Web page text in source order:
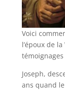
Voici
l’époux de
témoignages
Joseph,
ans quand